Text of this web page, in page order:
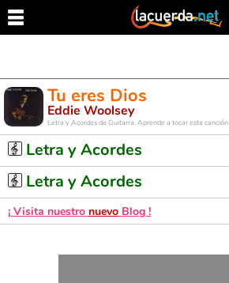
Tu eres Dios
Eddie Woolsey
Letra y Acordes de Guitarra. Aprende a tocar esta canción
Letra y Acordes
Letra y Acordes
¡ Visita nuestro nuevo Blog !